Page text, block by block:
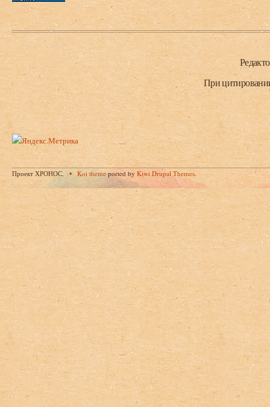
Нижний колонтитул
При
Проект ХРОНОС. Koi themeported byKiwi Drupal Themes.